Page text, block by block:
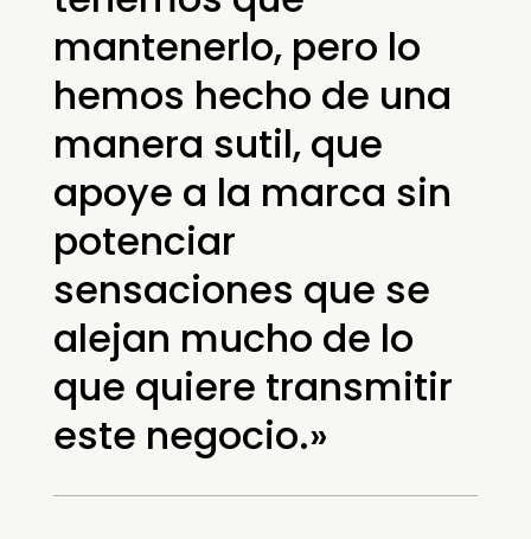
mantenerlo, pero lo
hemos hecho de una
manera sutil, que
apoye a la marca sin
potenciar
sensaciones que se
alejan mucho de lo
que quiere transmitir
este negocio.»